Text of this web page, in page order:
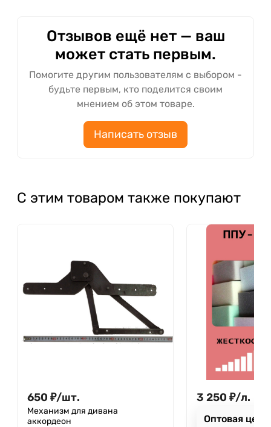
Отзывов ещё нет — ваш
может стать первым.
Помогите другим пользователям с выбором -
будьте первым, кто поделится своим
мнением об этом товаре.
Написать отзыв
С этим товаром также покупают
650 ₽/шт.
Механизм для дивана
аккордеон
3 250 ₽/л.
Оптовая цена